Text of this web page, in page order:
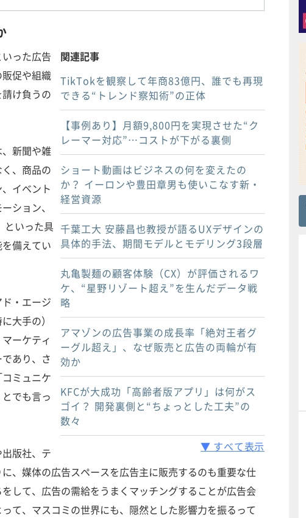
関連記事
TikTokを観察して年商83億円、誰でも再現
できる“トレンド察知術”の正体
【事例あり】月額9,800円を実現させた“ク
レーマー対応”…コストが下がる裏側
ショート動画はビジネスの何を変えたの
か？ イーロンや豊田章男も使いこなす新・
経営資源
千葉工大 安藤昌也教授が語るUXデザインの
具体的手法、期間モデルとモデリング3段層
丸亀製麺の顧客体験（CX）が評価されるワ
ケ、“星野リゾート超え”を生んだデータ戦
略
アマゾンの広告事業の成長率「絶対王者グ
ーグル超え」、なぜ販売と広告の両輪が有
効か
KFCが大成功「高齢者版アプリ」は何がス
ゴイ？ 開発裏側と“ちょっとした工夫”の
数々
▼ すべて表示
った広告
促や組織
け負うの
新聞や雑
、商品の
イベント
ション、
といった具
備えてい
・エージ
大手の）
ーケティ
あり、さ
ミュニケ
でも言っ
版社、テ
、媒体の広告スペースを広告主に販売するのも重要な仕
して、広告の需給をうまくマッチングすることが広告会
て、マスコミの世界にも、隠然とした影響力を振るって